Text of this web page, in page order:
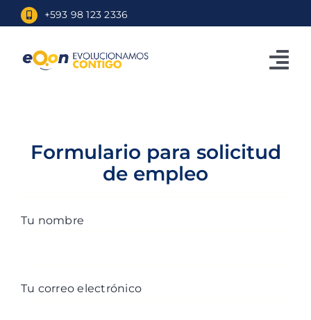
Skip
to
content
+593 98 123 2336
Eqon.app
Formulario para solicitud
de empleo
Tu nombre
Tu correo electrónico